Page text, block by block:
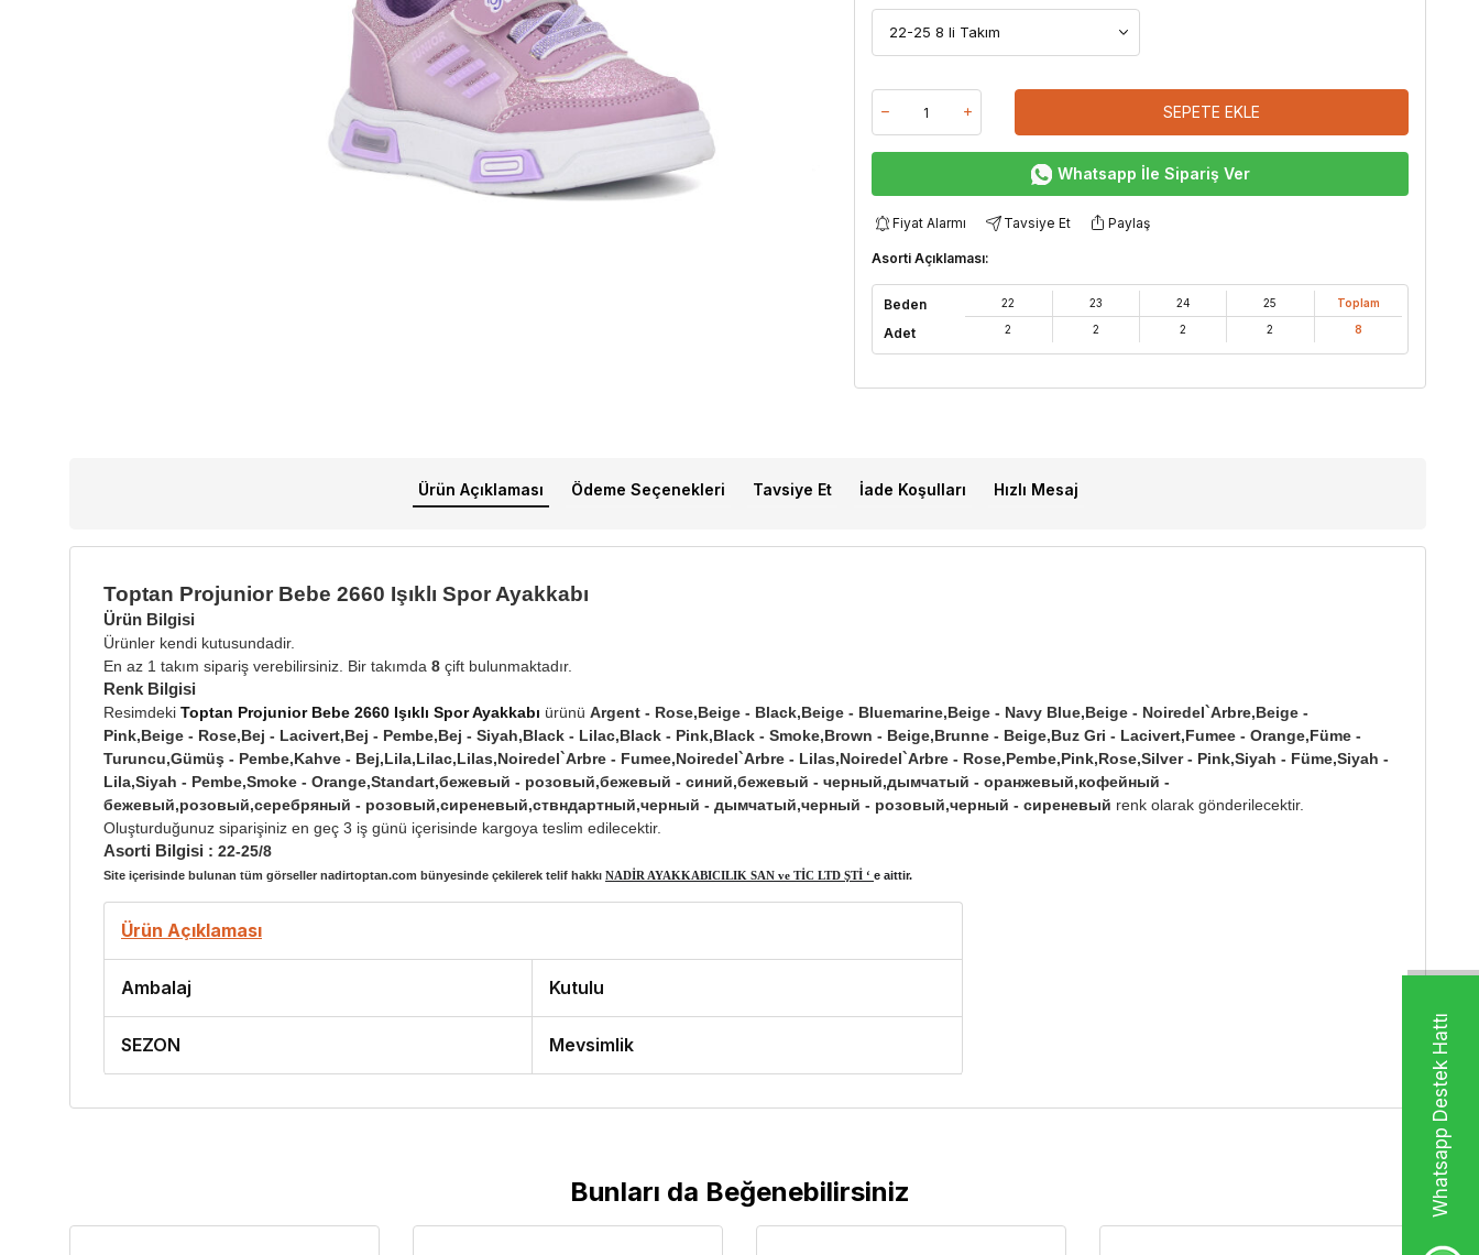
Whatsapp Destek Hattı
SEPETE EKLE
Whatsapp İle Sipariş Ver
Fiyat Alarmı Tavsiye Et Paylaş
Asorti Açıklaması:
Beden
Adet
22
2
23
2
24
2
25
2
Toplam
8
Ürün Açıklaması Ödeme Seçenekleri Tavsiye Et İade Koşulları Hızlı Mesaj
Toptan Projunior Bebe 2660 Işıklı Spor Ayakkabı
Ürün Bilgisi
Ürünler kendi kutusundadir.
En az 1 takım sipariş verebilirsiniz. Bir takımda 8 çift bulunmaktadır.
Renk Bilgisi
Resimdeki Toptan Projunior Bebe 2660 Işıklı Spor Ayakkabı ürünü Argent - Rose,Beige - Black,Beige - Bluemarine,Beige - Navy Blue,Beige - Noiredel`Arbre,Beige -
Pink,Beige - Rose,Bej - Lacivert,Bej - Pembe,Bej - Siyah,Black - Lilac,Black - Pink,Black - Smoke,Brown - Beige,Brunne - Beige,Buz Gri - Lacivert,Fumee - Orange,Füme -
Turuncu,Gümüş - Pembe,Kahve - Bej,Lila,Lilac,Lilas,Noiredel`Arbre - Fumee,Noiredel`Arbre - Lilas,Noiredel`Arbre - Rose,Pembe,Pink,Rose,Silver - Pink,Siyah - Füme,Siyah -
Lila,Siyah - Pembe,Smoke - Orange,Standart,бежевый - розовый,бежевый - синий,бежевый - черный,дымчатый - оранжевый,кофейный -
бежевый,розовый,серебряный - розовый,сиреневый,ствндартный,черный - дымчатый,черный - розовый,черный - сиреневый renk olarak gönderilecektir.
Oluşturduğunuz siparişiniz en geç 3 iş günü içerisinde kargoya teslim edilecektir.
Asorti Bilgisi : 22-25/8
Site içerisinde bulunan tüm görseller nadirtoptan.com bünyesinde çekilerek telif hakkı NADİR AYAKKABICILIK SAN ve TİC LTD ŞTİ ‘ e aittir.
Ürün Açıklaması
Ambalaj Kutulu
SEZON Mevsimlik
Bunları da Beğenebilirsiniz